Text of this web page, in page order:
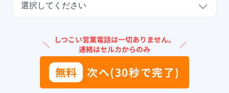
選択してください
＼ しつこい営業電話は一切ありません。
連絡はセルカからのみ
／
無料 次へ(30秒で完了)